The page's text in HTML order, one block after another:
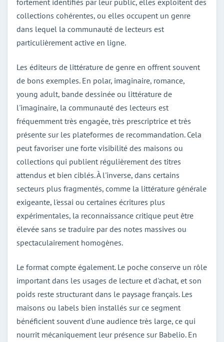
collections cohérentes, ou elles occupent un genre
dans lequel la communauté de lecteurs est
particulièrement active en ligne.
Les éditeurs de littérature de genre en offrent souvent
de bons exemples. En polar, imaginaire, romance,
young adult, bande dessinée ou littérature de
l'imaginaire, la communauté des lecteurs est
fréquemment très engagée, très prescriptrice et très
présente sur les plateformes de recommandation. Cela
peut favoriser une forte visibilité des maisons ou
collections qui publient régulièrement des titres
attendus et bien ciblés. À l'inverse, dans certains
secteurs plus fragmentés, comme la littérature générale
exigeante, l'essai ou certaines écritures plus
expérimentales, la reconnaissance critique peut être
élevée sans se traduire par des notes massives ou
spectaculairement homogènes.
Le format compte également. Le poche conserve un rôle
important dans les usages de lecture et d'achat, et son
poids reste structurant dans le paysage français. Les
maisons ou labels bien installés sur ce segment
bénéficient souvent d'une audience très large, ce qui
nourrit mécaniquement leur présence sur Babelio. En